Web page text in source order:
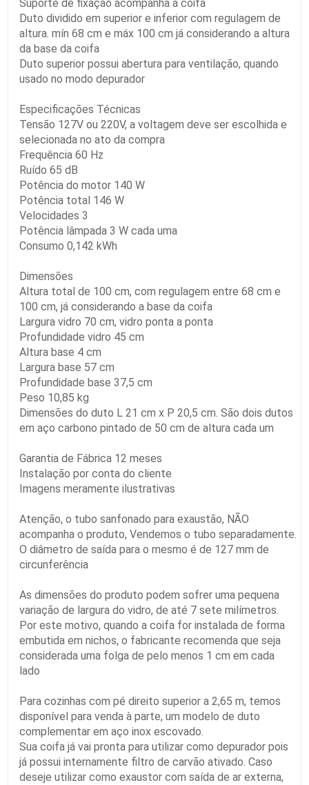
Suporte de fixação acompanha a coifa
Duto dividido em superior e inferior com regulagem de
altura. mín 68 cm e máx 100 cm já considerando a altura
da base da coifa
Duto superior possui abertura para ventilação, quando
usado no modo depurador
Especificações Técnicas
Tensão 127V ou 220V, a voltagem deve ser escolhida e
selecionada no ato da compra
Frequência 60 Hz
Ruído 65 dB
Potência do motor 140 W
Potência total 146 W
Velocidades 3
Potência lâmpada 3 W cada uma
Consumo 0,142 kWh
Dimensões
Altura total de 100 cm, com regulagem entre 68 cm e
100 cm, já considerando a base da coifa
Largura vidro 70 cm, vidro ponta a ponta
Profundidade vidro 45 cm
Altura base 4 cm
Largura base 57 cm
Profundidade base 37,5 cm
Peso 10,85 kg
Dimensões do duto L 21 cm x P 20,5 cm. São dois dutos
em aço carbono pintado de 50 cm de altura cada um
Garantia de Fábrica 12 meses
Instalação por conta do cliente
Imagens meramente ilustrativas
Atenção, o tubo sanfonado para exaustão, NÃO
acompanha o produto, Vendemos o tubo separadamente.
O diâmetro de saída para o mesmo é de 127 mm de
circunferência
As dimensões do produto podem sofrer uma pequena
variação de largura do vidro, de até 7 sete milímetros.
Por este motivo, quando a coifa for instalada de forma
embutida em nichos, o fabricante recomenda que seja
considerada uma folga de pelo menos 1 cm em cada
lado
Para cozinhas com pé direito superior a 2,65 m, temos
disponível para venda à parte, um modelo de duto
complementar em aço inox escovado.
Sua coifa já vai pronta para utilizar como depurador pois
já possui internamente filtro de carvão ativado. Caso
deseje utilizar como exaustor com saída de ar externa,